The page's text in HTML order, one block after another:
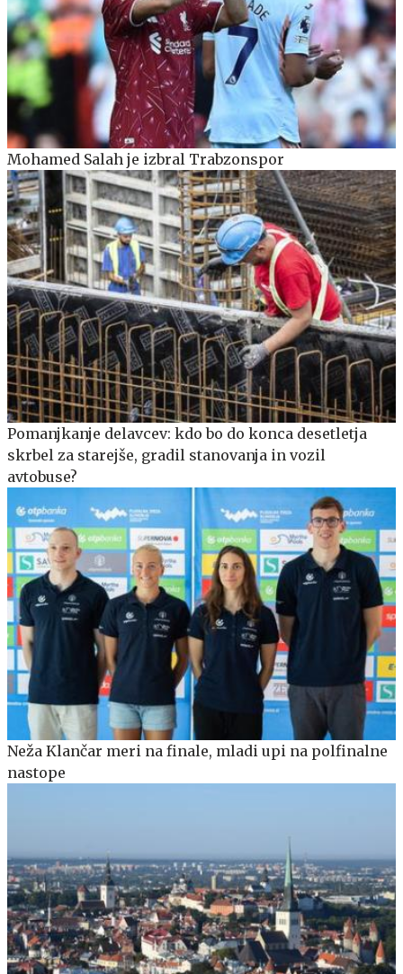
Mohamed Salah je izbral Trabzonspor
Pomanjkanje delavcev: kdo bo do konca desetletja
skrbel za starejše, gradil stanovanja in vozil
avtobuse?
Neža Klančar meri na finale, mladi upi na polfinalne
nastope